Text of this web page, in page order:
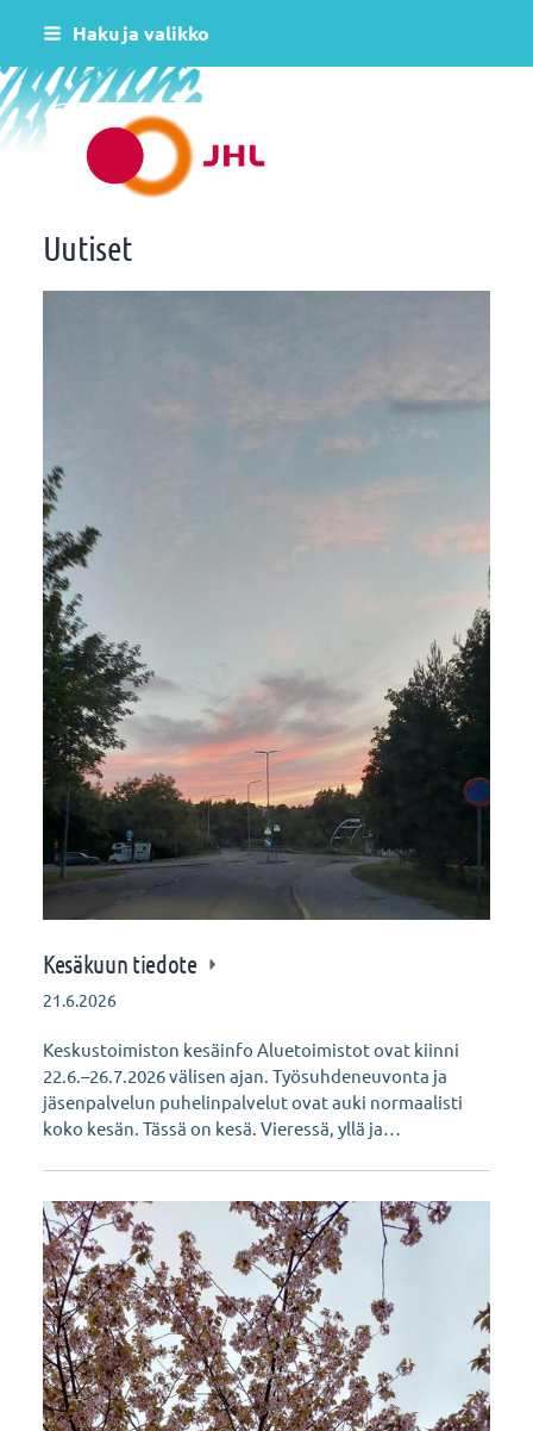
Siirry
sisältöön
Haku ja valikko
Helsingin varhaiskasvatus JHL ry 081
Uutiset
Kesäkuun tiedote
21.6.2026
Keskustoimiston kesäinfo Aluetoimistot ovat kiinni
22.6.–26.7.2026 välisen ajan. Työsuhdeneuvonta ja
jäsenpalvelun puhelinpalvelut ovat auki normaalisti
koko kesän. Tässä on kesä. Vieressä, yllä ja…